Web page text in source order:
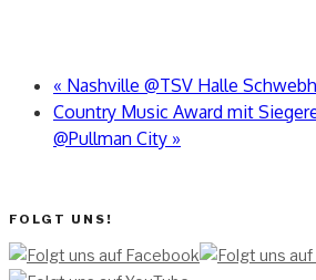
« Nashville @TSV Halle
Country Music Award mit
@Pullman City »
FOLGT UNS!